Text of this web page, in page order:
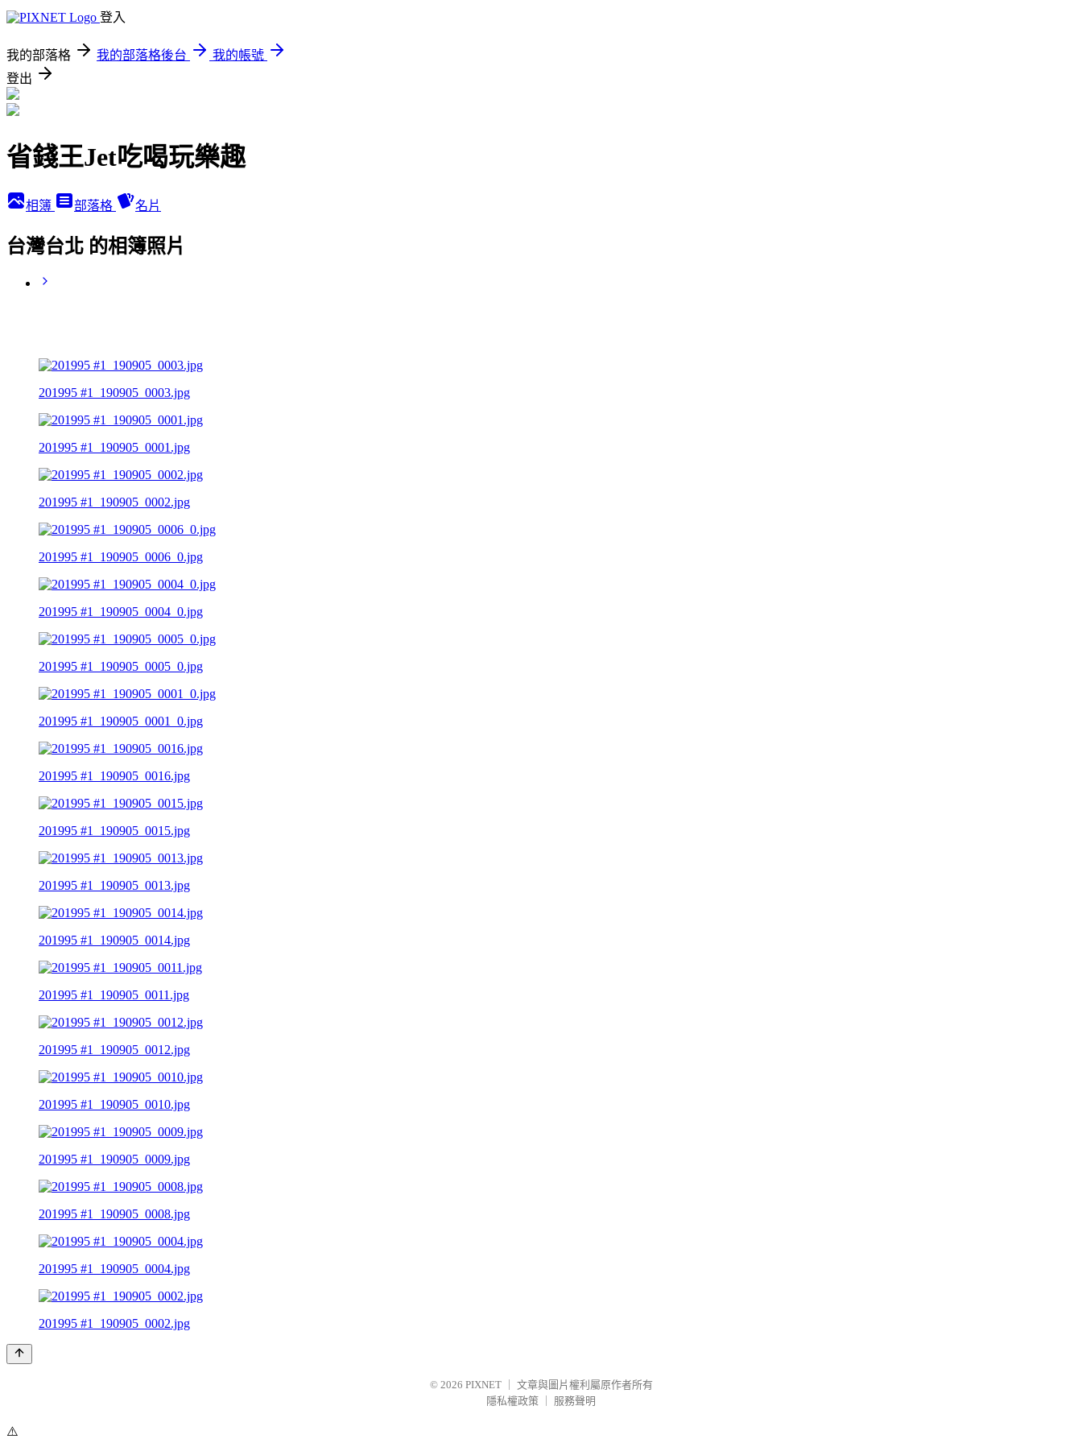
登入
我的部落格 我的部落格後台
我的帳號
登出
省錢王Jet吃喝玩樂趣
相簿 部落格 名片
台灣台北 的相簿照片
201995 #1_190905_0003.jpg
201995 #1_190905_0001.jpg
201995 #1_190905_0002.jpg
201995 #1_190905_0006_0.jpg
201995 #1_190905_0004_0.jpg
201995 #1_190905_0005_0.jpg
201995 #1_190905_0001_0.jpg
201995 #1_190905_0016.jpg
201995 #1_190905_0015.jpg
201995 #1_190905_0013.jpg
201995 #1_190905_0014.jpg
201995 #1_190905_0011.jpg
201995 #1_190905_0012.jpg
201995 #1_190905_0010.jpg
201995 #1_190905_0009.jpg
201995 #1_190905_0008.jpg
201995 #1_190905_0004.jpg
201995 #1_190905_0002.jpg
© 2026 PIXNET
文章與圖片權利屬原作者所有
隱私權政策
服務聲明
⚠️